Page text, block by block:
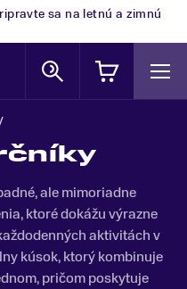
sa na letnú a zimnú
ale mimoriadne
ktoré dokážu výrazne
aktivitách v
kúsok, ktorý kombinuje
pričom poskytuje